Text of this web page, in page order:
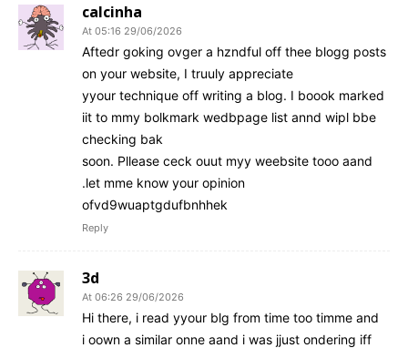
calcinha
29/06/2026 At 05:16
Aftedr goking ovger a hzndful off thee blogg posts
on your website, I truuly appreciate
yyour technique off writing a blog. I boook marked
iit to mmy bolkmark wedbpage list annd wipl bbe
checking bak
soon. Pllease ceck ouut myy weebsite tooo aand
let mme know your opinion.
ofvd9wuaptgdufbnhhek
Reply
3d
29/06/2026 At 06:26
Hi there, i read yyour blg from time too timme and
i oown a similar onne aand i was jjust ondering iff